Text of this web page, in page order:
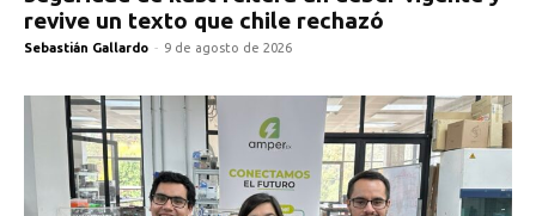
revive un texto que chile rechazó
Sebastián Gallardo - 9 de agosto de 2026